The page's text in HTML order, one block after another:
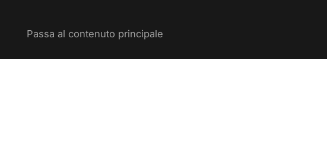
Passa al contenuto principale